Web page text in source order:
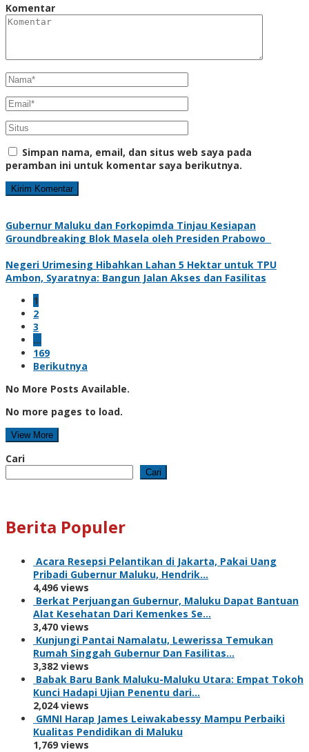
Komentar
Simpan nama, email, dan situs web saya pada
peramban ini untuk komentar saya berikutnya.
Gubernur Maluku dan Forkopimda Tinjau Kesiapan
Groundbreaking Blok Masela oleh Presiden Prabowo
Negeri Urimesing Hibahkan Lahan 5 Hektar untuk TPU
Ambon, Syaratnya: Bangun Jalan Akses dan Fasilitas
1
2
3
…
169
Berikutnya
No More Posts Available.
No more pages to load.
View More
Cari
Cari
Berita Populer
Acara Resepsi Pelantikan di Jakarta, Pakai Uang
Pribadi Gubernur Maluku, Hendrik…
4,496 views
Berkat Perjuangan Gubernur, Maluku Dapat Bantuan
Alat Kesehatan Dari Kemenkes Se…
3,470 views
Kunjungi Pantai Namalatu, Lewerissa Temukan
Rumah Singgah Gubernur Dan Fasilitas…
3,382 views
Babak Baru Bank Maluku-Maluku Utara: Empat Tokoh
Kunci Hadapi Ujian Penentu dari…
2,024 views
GMNI Harap James Leiwakabessy Mampu Perbaiki
Kualitas Pendidikan di Maluku
1,769 views